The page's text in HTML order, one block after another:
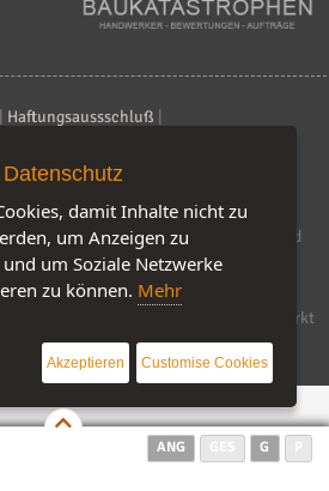
ANG G
Haftungsaussschluß
Produktbezeichnungen, Namen und
der jeweiligen Firmen. Unser Portal
wir Geld erhalten.
Software by IQ-Markt
damit Inhalte nicht zu
um Anzeigen zu
um Soziale Netzwerke
zu können. Mehr
Akzeptieren Customise Cookies